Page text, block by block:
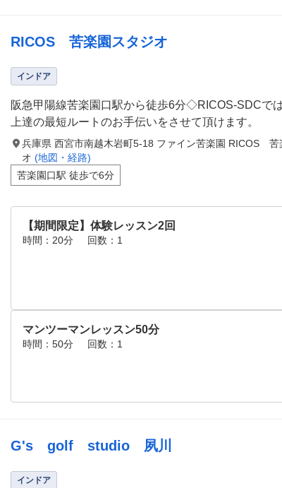
RICOS 苦楽園スタジオ
インドア
阪急甲陽線苦楽園口駅から徒歩6分◇RICOS-SDCで
上達の最短ルートのお手伝いをさせて頂けます。
兵庫県 西宮市南越木岩町5-18 ファイン苦楽園 RICOS 苦
オ (地図・経路)
苦楽園口駅 徒歩で6分
【期間限定】体験レッスン2回
時間：20分 回数：1
マンツーマンレッスン50分
時間：50分 回数：1
G's golf studio 夙川
インドア